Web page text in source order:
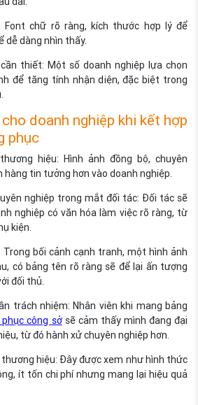
Font chữ rõ ràng, kích thước hợp lý để
dễ dàng nhìn thấy.
thiết: Một số doanh nghiệp lựa chọn
để tăng tính nhận diện, đặc biệt trong
doanh nghiệp khi kết hợp
phục
hiệu: Hình ảnh đồng bộ, chuyên
hàng tin tưởng hơn vào doanh nghiệp.
nghiệp trong mắt đối tác: Đối tác sẽ
nghiệp có văn hóa làm việc rõ ràng, từ
kiện.
Trong bối cảnh cạnh tranh, một hình ảnh
có bảng tên rõ ràng sẽ để lại ấn tượng
đối thủ.
trách nhiệm: Nhân viên khi mang bảng
công sởsẽ cảm thấy mình đang đại
từ đó hành xử chuyên nghiệp hơn.
hiệu: Đây được xem như hình thức
ít tốn chi phí nhưng mang lại hiệu quả